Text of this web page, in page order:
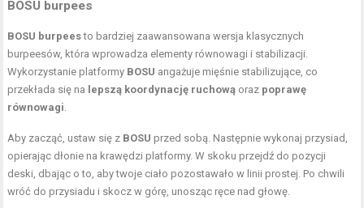
BOSU burpees
BOSU burpeesto bardziej zaawansowana wersja klasycznych
burpeesów, która wprowadza elementy równowagi i stabilizacji.
Wykorzystanie platformy BOSU angażuje mięśnie stabilizujące, co
przekłada się na lepszą koordynację ruchową oraz poprawę
równowagi.
Aby zacząć, ustaw się z BOSU przed sobą. Następnie wykonaj przysiad,
opierając dłonie na krawędzi platformy. W skoku przejdź do pozycji
deski, dbając o to, aby twoje ciało pozostawało w linii prostej. Po chwili
wróć do przysiadu i skocz w górę, unosząc ręce nad głowę.